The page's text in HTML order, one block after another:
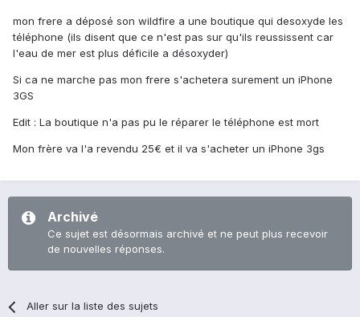
mon frere a déposé son wildfire a une boutique qui desoxyde les
téléphone (ils disent que ce n'est pas sur qu'ils reussissent car
l'eau de mer est plus déficile a désoxyder)
Si ca ne marche pas mon frere s'achetera surement un iPhone
3GS
Edit : La boutique n'a pas pu le réparer le téléphone est mort
Mon frère va l'a revendu 25€ et il va s'acheter un iPhone 3gs
Archivé
Ce sujet est désormais archivé et ne peut plus recevoir
de nouvelles réponses.
Aller sur la liste des sujets